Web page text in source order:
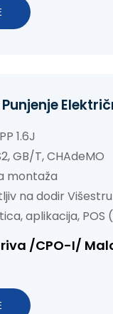
1.6J
GB/T, CHAdeMO
montaža
na dodir
aplikacija,
/CPO-I/